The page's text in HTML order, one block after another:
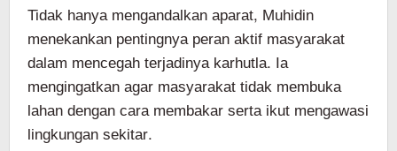
Tidak hanya mengandalkan aparat, Muhidin
menekankan pentingnya peran aktif masyarakat
dalam mencegah terjadinya karhutla. Ia
mengingatkan agar masyarakat tidak membuka
lahan dengan cara membakar serta ikut mengawasi
lingkungan sekitar.